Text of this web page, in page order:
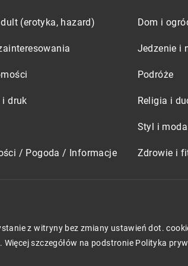
(erotyka, hazard) Dom i
Jedzenie i
Podróże
i druk Religia i
Styl i moda
/ Pogoda / Informacje Zdrowie i
z witryny bez zmiany ustawień dot.
szczegółów na podstronie Polityka